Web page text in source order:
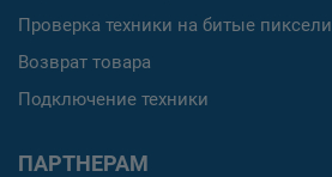
Проверка техники на битые пиксели
Возврат товара
Подключение техники
ПАРТНЕРАМ